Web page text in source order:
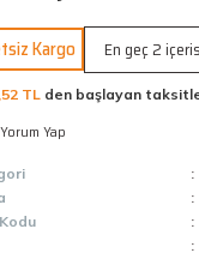
Kargo En geç 2
TL den başlayan
Yap